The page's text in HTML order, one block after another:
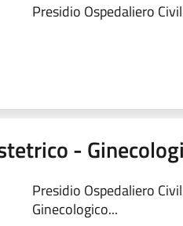
Presidio Ospedaliero
-
Presidio Ospedaliero
Ginecologico...